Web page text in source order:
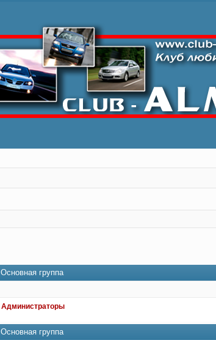
Основная группа
Администраторы
Основная группа